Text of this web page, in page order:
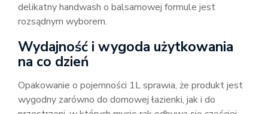
delikatny handwash o balsamowej formule jest
rozsądnym wyborem.
Wydajność i wygoda użytkowania
na co dzień
Opakowanie o pojemności 1L sprawia, że produkt jest
wygodny zarówno do domowej łazienki, jak i do